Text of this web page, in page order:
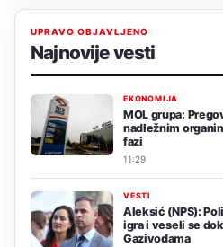
UPRAVO OBJAVLJENO
Najnovije vesti
EKONOMIJA
MOL grupa:
nadležnim
fazi
11:29
VESTI
Aleksić (NPS):
igra i veseli se
Gazivodama